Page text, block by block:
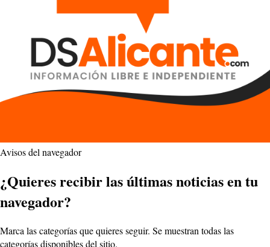
Avisos del navegador
¿Quieres recibir las últimas noticias en tu
navegador?
Marca las categorías que quieres seguir. Se muestran todas las
categorías disponibles del sitio.